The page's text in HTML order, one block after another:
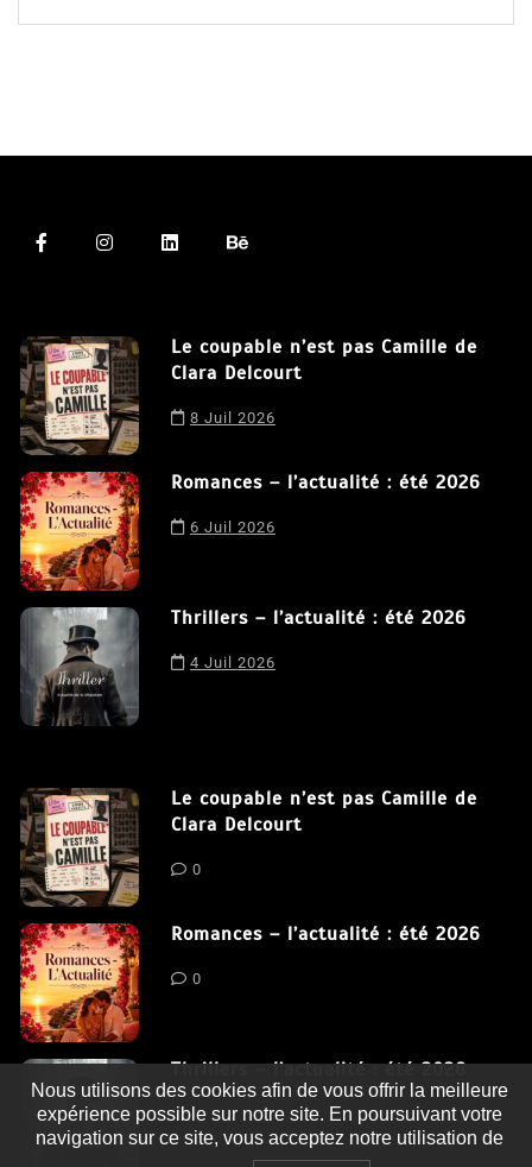
Le coupable n’est pas Camille de
Clara Delcourt
8 Juil 2026
Romances – l’actualité : été 2026
6 Juil 2026
Thrillers – l’actualité : été 2026
4 Juil 2026
Le coupable n’est pas Camille de
Clara Delcourt
0
Romances – l’actualité : été 2026
0
Thrillers – l’actualité : été 2026
0
Nous utilisons des cookies afin de vous offrir la meilleure
expérience possible sur notre site. En poursuivant votre
navigation sur ce site, vous acceptez notre utilisation de